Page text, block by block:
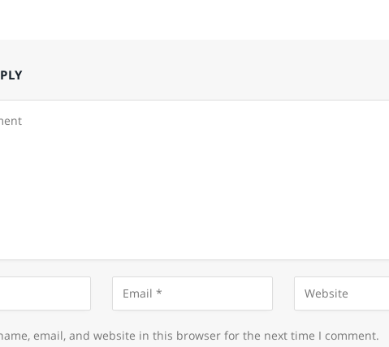
email, and website in this browser for the next time I comment.